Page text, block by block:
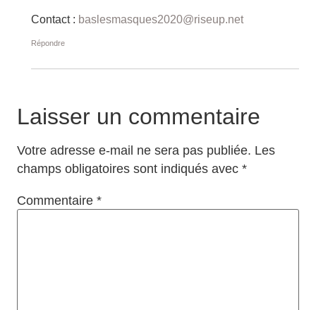
Contact : baslesmasques2020@riseup.net
Répondre
Laisser un commentaire
Votre adresse e-mail ne sera pas publiée. Les
champs obligatoires sont indiqués avec *
Commentaire *